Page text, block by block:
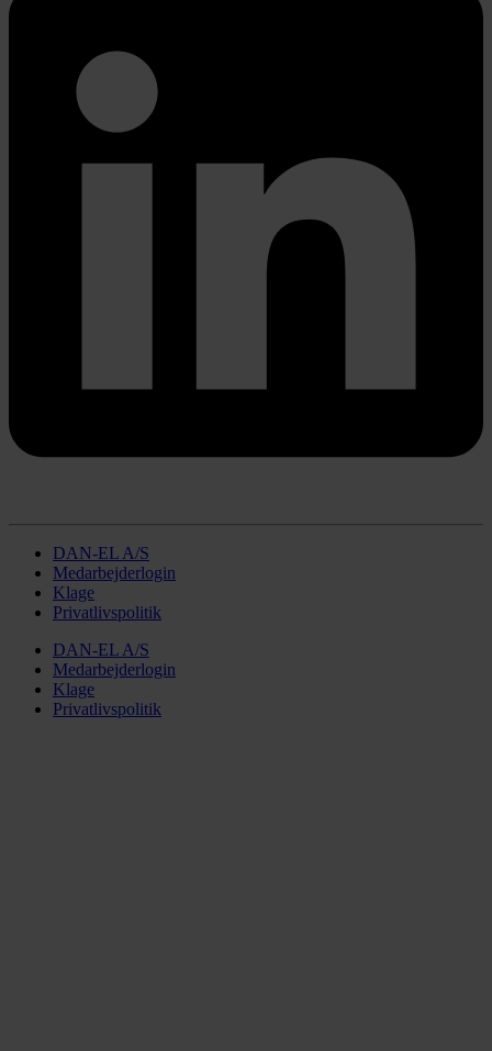
DAN-EL A/S
Medarbejderlogin
Klage
Privatlivspolitik
DAN-EL A/S
Medarbejderlogin
Klage
Privatlivspolitik